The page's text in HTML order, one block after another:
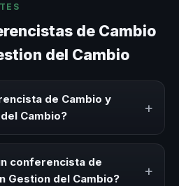
de Cambio
del Cambio
de Cambio y
Cambio?
+
comparte conocimiento,
sobre este tema en eventos
conferencista de
Gestion del Cambio?
+